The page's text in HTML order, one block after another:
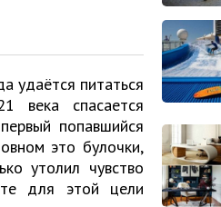
удаётся питаться
века спасается
попавшийся
это булочки,
утолил чувство
для этой цели